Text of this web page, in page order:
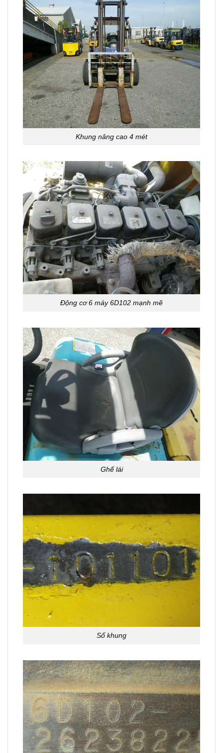
Khung nâng cao 4 mét
Động cơ 6 máy 6D102 mạnh mẽ
Ghế lái
Số khung